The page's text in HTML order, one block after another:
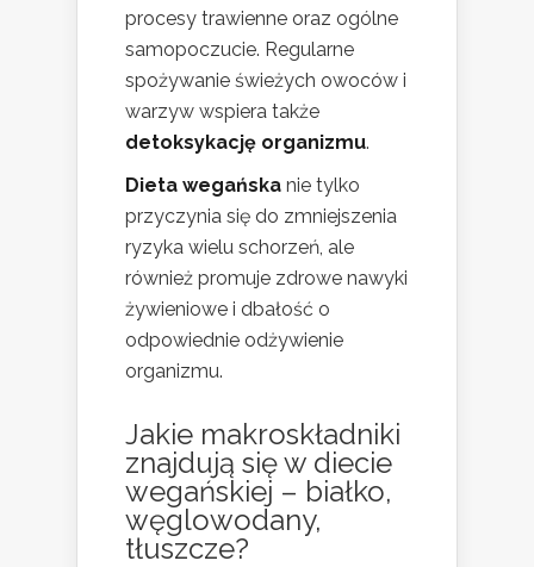
procesy trawienne oraz ogólne
samopoczucie. Regularne
spożywanie świeżych owoców i
warzyw wspiera także
detoksykację organizmu.
Dieta wegańska nie tylko
przyczynia się do zmniejszenia
ryzyka wielu schorzeń, ale
również promuje zdrowe nawyki
żywieniowe i dbałość o
odpowiednie odżywienie
organizmu.
Jakie makroskładniki
znajdują się w diecie
wegańskiej – białko,
węglowodany,
tłuszcze?